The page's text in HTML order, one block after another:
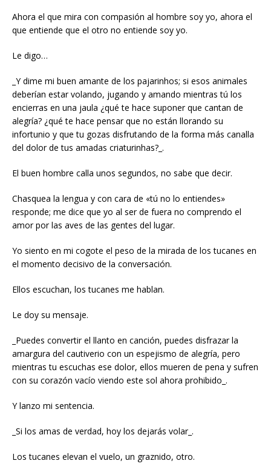
Ahora el que mira con compasión al hombre soy yo, ahora el
que entiende que el otro no entiende soy yo.
Le digo…
_Y dime mi buen amante de los pajarinhos; si esos animales
deberían estar volando, jugando y amando mientras tú los
encierras en una jaula ¿qué te hace suponer que cantan de
alegría? ¿qué te hace pensar que no están llorando su
infortunio y que tu gozas disfrutando de la forma más canalla
del dolor de tus amadas criaturinhas?_.
El buen hombre calla unos segundos, no sabe que decir.
Chasquea la lengua y con cara de «tú no lo entiendes»
responde; me dice que yo al ser de fuera no comprendo el
amor por las aves de las gentes del lugar.
Yo siento en mi cogote el peso de la mirada de los tucanes en
el momento decisivo de la conversación.
Ellos escuchan, los tucanes me hablan.
Le doy su mensaje.
_Puedes convertir el llanto en canción, puedes disfrazar la
amargura del cautiverio con un espejismo de alegría, pero
mientras tu escuchas ese dolor, ellos mueren de pena y sufren
con su corazón vacío viendo este sol ahora prohibido_.
Y lanzo mi sentencia.
_Si los amas de verdad, hoy los dejarás volar_.
Los tucanes elevan el vuelo, un graznido, otro.